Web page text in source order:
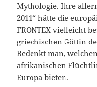
Mythologie. Ihre
2011“ hätte die
FRONTEX vielleicht
griechischen Göttin
Bedenkt man,
afrikanischen
Europa bieten.